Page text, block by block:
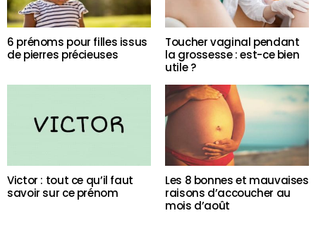
6 prénoms pour filles issus
de pierres précieuses
Toucher vaginal pendant
la grossesse : est-ce bien
utile ?
Victor : tout ce qu’il faut
savoir sur ce prénom
Les 8 bonnes et mauvaises
raisons d’accoucher au
mois d’août